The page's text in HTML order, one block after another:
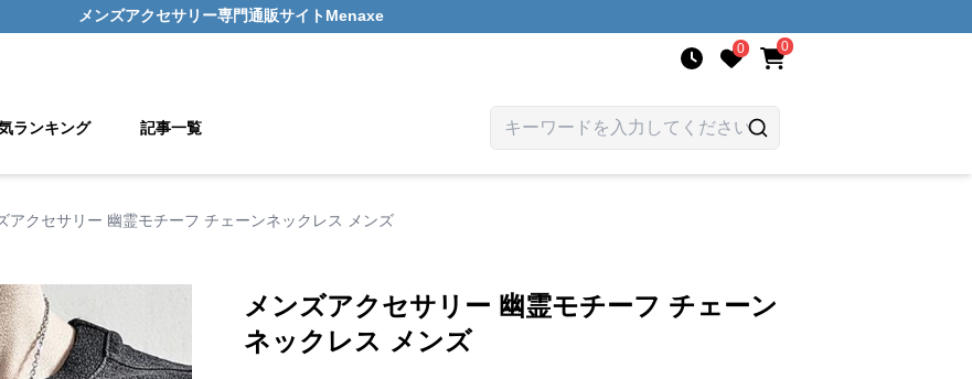
メンズアクセサリー専門通販サイト Menaxe
0 0
ランキング 記事一覧
アクセサリー 幽霊モチーフ チェーンネックレス メンズ
メンズアクセサリー 幽霊モチーフ チェーン
ネックレス メンズ